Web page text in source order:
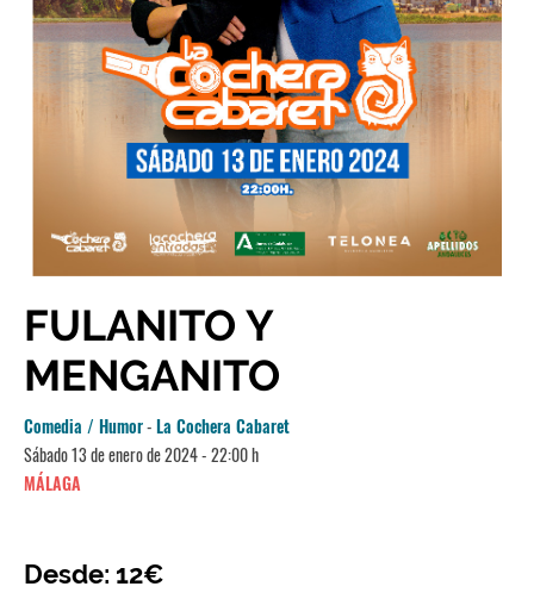
FULANITO Y
MENGANITO
Comedia / Humor-La Cochera Cabaret
Sábado 13 de enero de 2024 - 22:00 h
MÁLAGA
Desde: 12€